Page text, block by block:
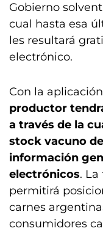
Gobierno
cual hasta esa
les resultará
electrónico.
Con la
productor
a través de la
stock vacuno
información
electrónicos.
permitirá
carnes
consumidores